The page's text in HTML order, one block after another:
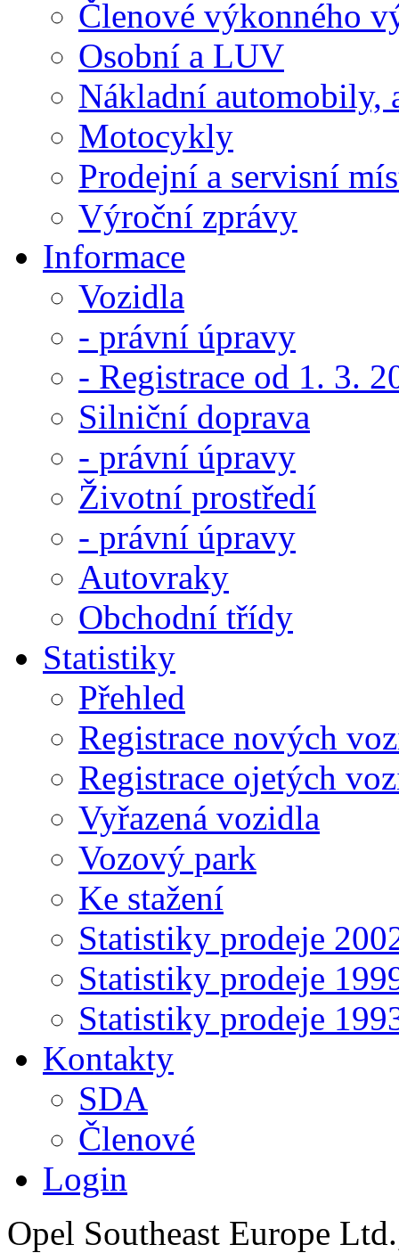
Členové výkonného
Osobní a LUV
Nákladní automobily,
Motocykly
Prodejní a servisní
Výroční zprávy
Informace
Vozidla
- právní úpravy
- Registrace od 1. 3.
Silniční doprava
- právní úpravy
Životní prostředí
- právní úpravy
Autovraky
Obchodní třídy
Statistiky
Přehled
Registrace nových
Registrace ojetých
Vyřazená vozidla
Vozový park
Ke stažení
Statistiky prodeje
Statistiky prodeje
Statistiky prodeje
Kontakty
SDA
Členové
Login
Opel Southeast Europe